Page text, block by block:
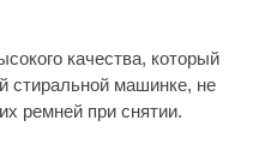
качества, который
стиральной машинке, не
ремней при снятии.